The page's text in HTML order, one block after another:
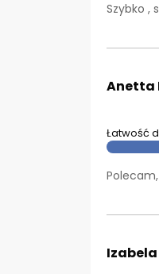
Szybko ,
Anetta
Łatwość
Izabela